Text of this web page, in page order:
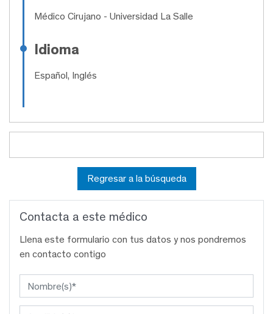
Médico Cirujano - Universidad La Salle
Idioma
Español, Inglés
Regresar a la búsqueda
Contacta a este médico
Llena este formulario con tus datos y nos pondremos
en contacto contigo